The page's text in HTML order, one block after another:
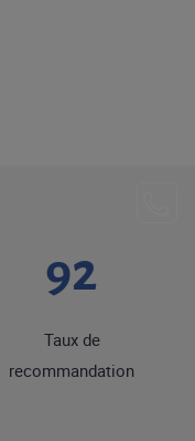
92
Taux de
recommandation